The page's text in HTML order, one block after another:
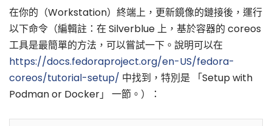
在你的（Workstation）終端上，更新鏡像的鏈接後，運行
以下命令（編輯註：在 Silverblue 上，基於容器的 coreos
工具是最簡單的方法，可以嘗試一下。說明可以在
https://docs.fedoraproject.org/en-US/fedora-
coreos/tutorial-setup/ 中找到，特別是 「Setup with
Podman or Docker」 一節。）：